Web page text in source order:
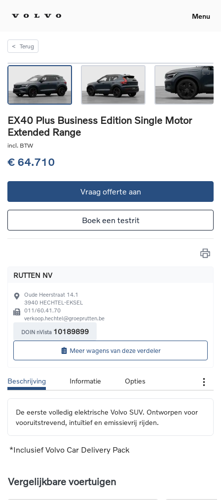
Menu
< Terug
EX40 Plus Business Edition Single Motor
Extended Range
incl. BTW
€ 64.710
Vraag offerte aan
Boek een testrit
RUTTEN NV
Oude Heerstraat 14.1
3940 HECHTEL-EKSEL
011/60.41.70
verkoop.hechtel@groeprutten.be
DOIN nVista 10189899
Meer wagens van deze verdeler
Beschrijving Informatie Opties
De eerste volledig elektrische Volvo SUV. Ontworpen voor
vooruitstrevend, intuïtief en emissievrij rijden.
*Inclusief Volvo Car Delivery Pack
Vergelijkbare voertuigen